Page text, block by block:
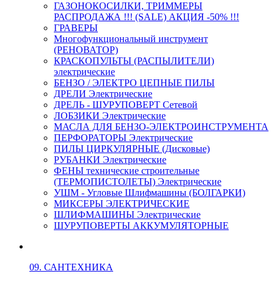
ГАЗОНОКОСИЛКИ, ТРИММЕРЫ
РАСПРОДАЖА !!! (SALE) АКЦИЯ -50% !!!
ГРАВЕРЫ
Многофункциональный инструмент
(РЕНОВАТОР)
КРАСКОПУЛЬТЫ (РАСПЫЛИТЕЛИ)
электрические
БЕНЗО / ЭЛЕКТРО ЦЕПНЫЕ ПИЛЫ
ДРЕЛИ Электрические
ДРЕЛЬ - ШУРУПОВЕРТ Сетевой
ЛОБЗИКИ Электрические
МАСЛА ДЛЯ БЕНЗО-ЭЛЕКТРОИНСТРУМЕНТА
ПЕРФОРАТОРЫ Электрические
ПИЛЫ ЦИРКУЛЯРНЫЕ (Дисковые)
РУБАНКИ Электрические
ФЕНЫ технические строительные
(ТЕРМОПИСТОЛЕТЫ) Электрические
УШМ - Угловые Шлифмашины (БОЛГАРКИ)
МИКСЕРЫ ЭЛЕКТРИЧЕСКИЕ
ШЛИФМАШИНЫ Электрические
ШУРУПОВЕРТЫ АККУМУЛЯТОРНЫЕ
09. САНТЕХНИКА